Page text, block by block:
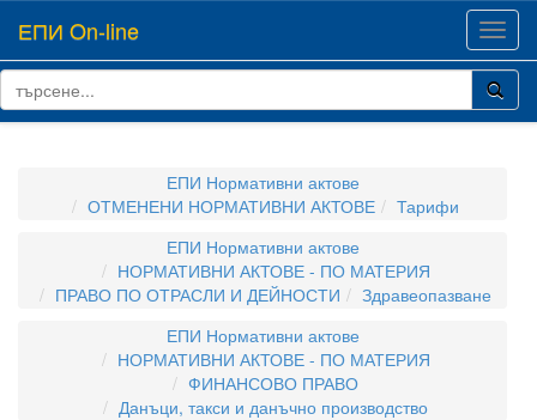
ЕПИ On-line
ЕПИ Нормативни актове
ОТМЕНЕНИ НОРМАТИВНИ АКТОВЕ
Тарифи
ЕПИ Нормативни актове
НОРМАТИВНИ АКТОВЕ - ПО МАТЕРИЯ
ПРАВО ПО ОТРАСЛИ И ДЕЙНОСТИ
Здравеопазване
ЕПИ Нормативни актове
НОРМАТИВНИ АКТОВЕ - ПО МАТЕРИЯ
ФИНАНСОВО ПРАВО
Данъци, такси и данъчно производство